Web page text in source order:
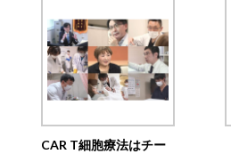
CAR T細胞療法はチー